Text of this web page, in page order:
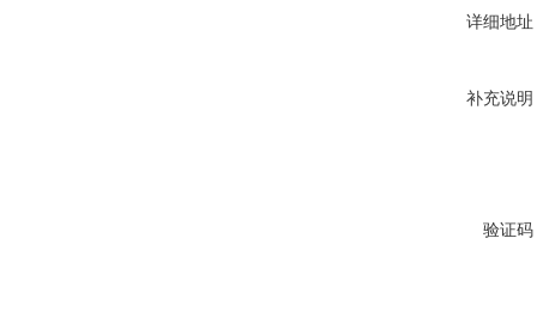
详细地址
补充说明
验证码